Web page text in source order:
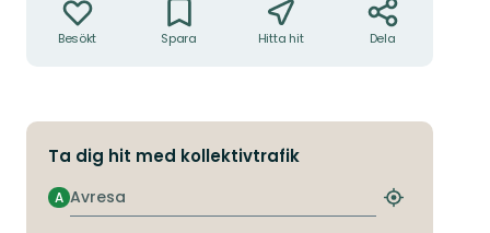
Besökt Spara Hitta hit Dela
Ta dig hit med kollektivtrafik
Avresa
A
Hitta